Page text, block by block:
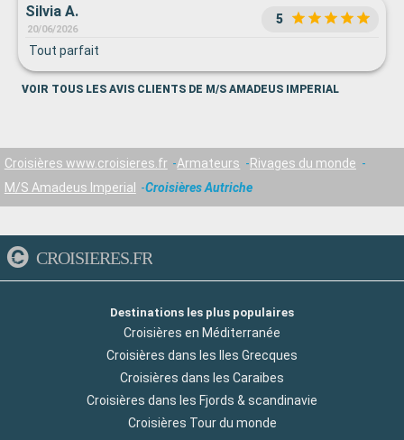
Silvia A.
20/06/2026
5
Tout parfait
VOIR TOUS LES AVIS CLIENTS DE M/S AMADEUS IMPERIAL
Croisières www.croisieres.fr Armateurs
Rivages du monde
M/S Amadeus Imperial
Croisières Autriche
CROISIERES.FR
Destinations les plus populaires
Croisières en Méditerranée
Croisières dans les Iles Grecques
Croisières dans les Caraibes
Croisières dans les Fjords & scandinavie
Croisières Tour du monde